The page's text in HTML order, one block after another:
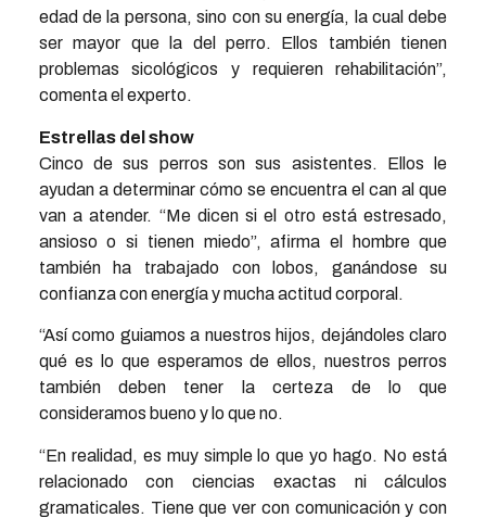
edad de la persona, sino con su energía, la cual debe
ser mayor que la del perro. Ellos también tienen
problemas sicológicos y requieren rehabilitación”,
comenta el experto.
Estrellas del show
Cinco de sus perros son sus asistentes. Ellos le
ayudan a determinar cómo se encuentra el can al que
van a atender. “Me dicen si el otro está estresado,
ansioso o si tienen miedo”, afirma el hombre que
también ha trabajado con lobos, ganándose su
confianza con energía y mucha actitud corporal.
“Así como guiamos a nuestros hijos, dejándoles claro
qué es lo que esperamos de ellos, nuestros perros
también deben tener la certeza de lo que
consideramos bueno y lo que no.
“En realidad, es muy simple lo que yo hago. No está
relacionado con ciencias exactas ni cálculos
gramaticales. Tiene que ver con comunicación y con